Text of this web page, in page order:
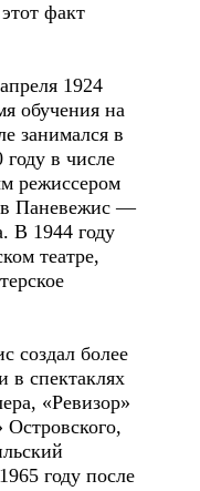
факт
1924
обучения на
занимался в
в числе
режиссером
Паневежис —
В 1944 году
театре,
создал более
в спектаклях
«Ревизор»
Островского,
году после